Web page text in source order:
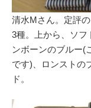
清水Mさん。定評
3種。上から、ソフ
ンボーンのブルー(
です)、ロンストの
ド。